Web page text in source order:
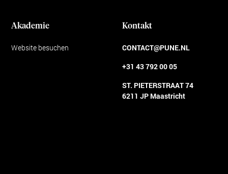
Akademie
Website besuchen
Kontakt
CONTACT@PUNE.NL
+31 43 792 00 05
ST. PIETERSTRAAT 74
6211 JP Maastricht